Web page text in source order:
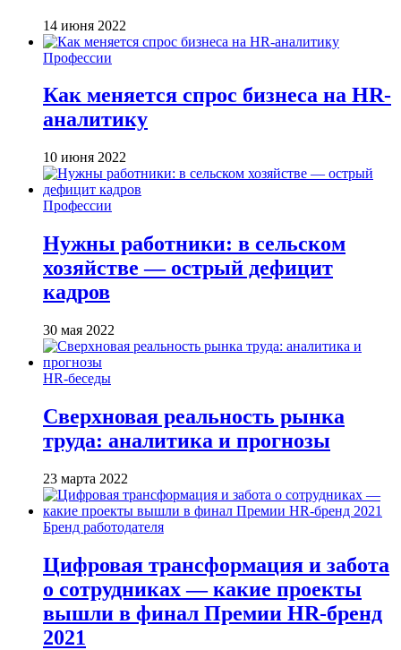
14 июня 2022
Профессии
Как меняется спрос бизнеса на HR-
аналитику
10 июня 2022
Профессии
Нужны работники: в сельском
хозяйстве — острый дефицит
кадров
30 мая 2022
HR-беседы
Сверхновая реальность рынка
труда: аналитика и прогнозы
23 марта 2022
Бренд работодателя
Цифровая трансформация и забота
о сотрудниках — какие проекты
вышли в финал Премии HR-бренд
2021